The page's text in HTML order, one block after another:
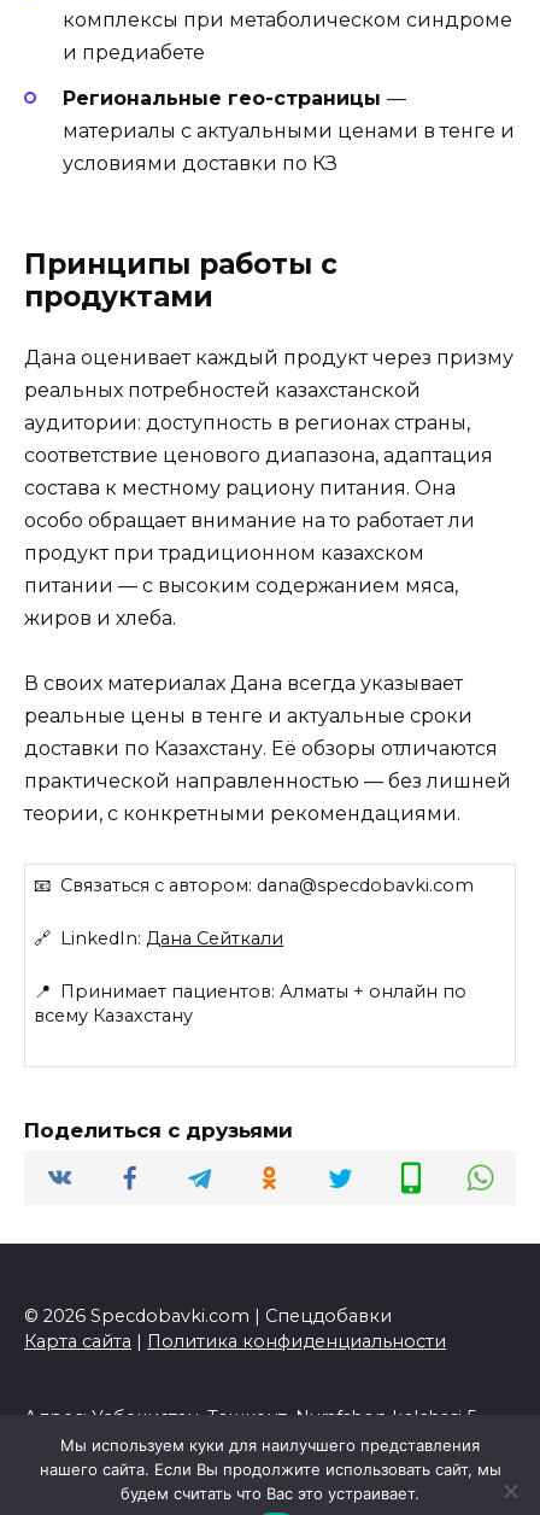
комплексы при метаболическом синдроме
и предиабете
Региональные гео-страницы —
материалы с актуальными ценами в тенге и
условиями доставки по КЗ
Принципы работы с
продуктами
Дана оценивает каждый продукт через призму
реальных потребностей казахстанской
аудитории: доступность в регионах страны,
соответствие ценового диапазона, адаптация
состава к местному рациону питания. Она
особо обращает внимание на то работает ли
продукт при традиционном казахском
питании — с высоким содержанием мяса,
жиров и хлеба.
В своих материалах Дана всегда указывает
реальные цены в тенге и актуальные сроки
доставки по Казахстану. Её обзоры отличаются
практической направленностью — без лишней
теории, с конкретными рекомендациями.
📧 Связаться с автором: dana@specdobavki.com
🔗 LinkedIn:Дана Сейткали
📍 Принимает пациентов: Алматы + онлайн по
всему Казахстану
Поделиться с друзьями
© 2026 Specdobavki.com | Спецдобавки
Карта сайта
Политика конфиденциальности
Адрес: Узбекистан, Ташкент, Nurafshon ko'chasi 5,
ТРЦ Riviera, 4 этаж, офис 406.
8(800)557-34-12 info@specdobavki.com
Мы используем куки для наилучшего представления
нашего сайта. Если Вы продолжите использовать сайт, мы
будем считать что Вас это устраивает.